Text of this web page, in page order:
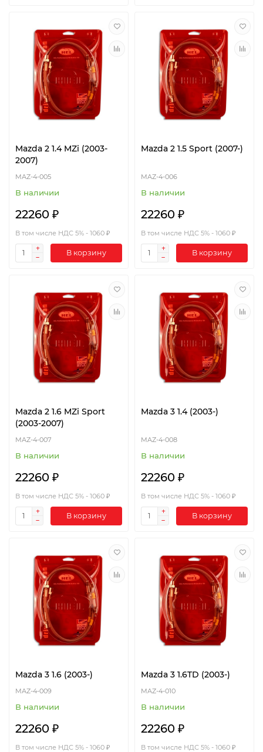
Mazda 2 1.4 MZi (2003-
2007)
MAZ-4-005
В наличии
22260 ₽
В том числе НДС 5% - 1060 ₽
В корзину
Mazda 2 1.5 Sport (2007-)
MAZ-4-006
В наличии
22260 ₽
В том числе НДС 5% - 1060 ₽
В корзину
Mazda 2 1.6 MZi Sport
(2003-2007)
MAZ-4-007
В наличии
22260 ₽
В том числе НДС 5% - 1060 ₽
В корзину
Mazda 3 1.4 (2003-)
MAZ-4-008
В наличии
22260 ₽
В том числе НДС 5% - 1060 ₽
В корзину
Mazda 3 1.6 (2003-)
MAZ-4-009
В наличии
22260 ₽
В том числе НДС 5% - 1060 ₽
Mazda 3 1.6TD (2003-)
MAZ-4-010
В наличии
22260 ₽
В том числе НДС 5% - 1060 ₽